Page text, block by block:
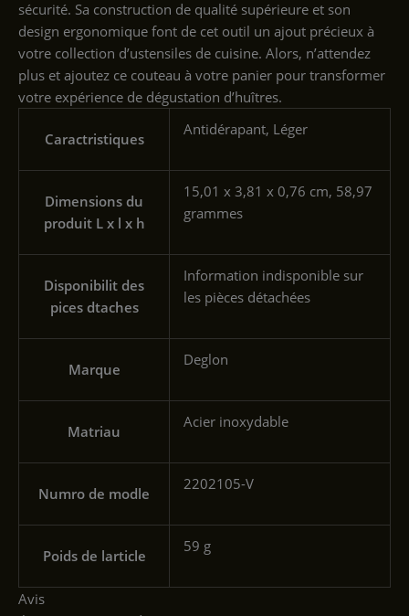
sécurité. Sa construction de qualité supérieure et son
design ergonomique font de cet outil un ajout précieux à
votre collection d’ustensiles de cuisine. Alors, n’attendez
plus et ajoutez ce couteau à votre panier pour transformer
votre expérience de dégustation d’huîtres.
Caractristiques
‎Antidérapant, Léger
Dimensions du
produit L x l x h
‎15,01 x 3,81 x 0,76 cm, 58,97
grammes
Disponibilit des
pices dtaches
‎Information indisponible sur
les pièces détachées
Marque
‎Deglon
Matriau
‎Acier inoxydable
Numro de modle
‎2202105-V
Poids de larticle
‎59 g
Avis